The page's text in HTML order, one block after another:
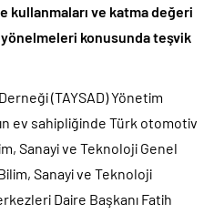
ve katma değeri
konusunda teşvik
(TAYSAD) Yönetim
ev sahipliğinde Türk otomotiv
Sanayi ve Teknoloji Genel
Sanayi ve Teknoloji
Daire Başkanı Fatih